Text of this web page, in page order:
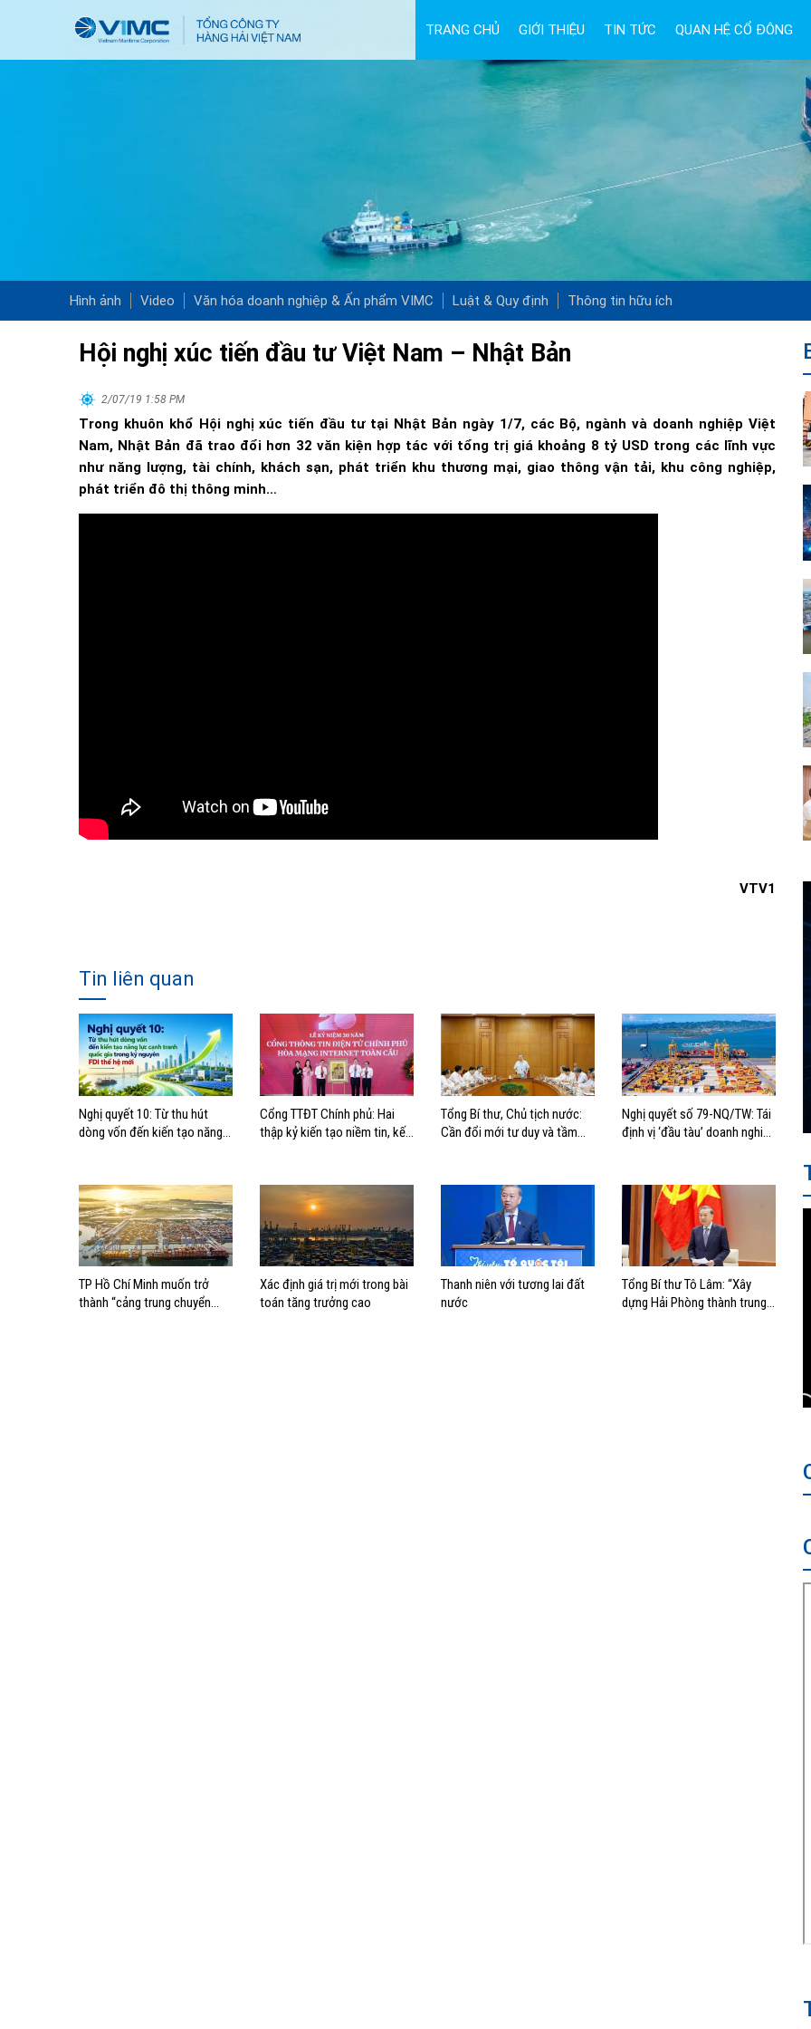
TRANG CHỦ GIỚI THIỆU TIN TỨC QUAN HỆ CỔ ĐÔNG
Hình ảnh Video Văn hóa doanh nghiệp & Ấn phẩm VIMC Luật & Quy định Thông tin hữu ích
Hội nghị xúc tiến đầu tư Việt Nam – Nhật Bản
2/07/19 1:58 PM
Trong khuôn khổ Hội nghị xúc tiến đầu tư tại Nhật Bản ngày 1/7, các Bộ, ngành và doanh nghiệp Việt
Nam, Nhật Bản đã trao đổi hơn 32 văn kiện hợp tác với tổng trị giá khoảng 8 tỷ USD trong các lĩnh vực
như năng lượng, tài chính, khách sạn, phát triển khu thương mại, giao thông vận tải, khu công nghiệp,
phát triển đô thị thông minh…
VTV1
Tin liên quan
Nghị quyết 10: Từ thu hút
dòng vốn đến kiến tạo năng
Cổng TTĐT Chính phủ: Hai
thập kỷ kiến tạo niềm tin, kết
Tổng Bí thư, Chủ tịch nước:
Cần đổi mới tư duy và tầm
Nghị quyết số 79-NQ/TW: Tái
định vị ‘đầu tàu’ doanh nghiệp
TP Hồ Chí Minh muốn trở
thành “cảng trung chuyển
Xác định giá trị mới trong bài
toán tăng trưởng cao
Thanh niên với tương lai đất
nước
Tổng Bí thư Tô Lâm: “Xây
dựng Hải Phòng thành trung